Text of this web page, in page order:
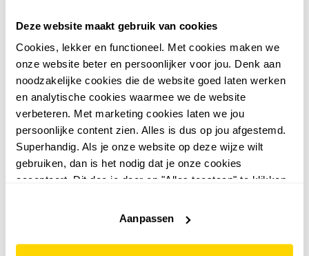
Deze website maakt gebruik van cookies
Cookies, lekker en functioneel. Met cookies maken we
onze website beter en persoonlijker voor jou. Denk aan
noodzakelijke cookies die de website goed laten werken
en analytische cookies waarmee we de website
verbeteren. Met marketing cookies laten we jou
persoonlijke content zien. Alles is dus op jou afgestemd.
Superhandig. Als je onze website op deze wijze wilt
gebruiken, dan is het nodig dat je onze cookies
accepteert. Dit doe je door op "Alles toestaan" te klikken.
website niet optimaal functioneert.
Aanpassen